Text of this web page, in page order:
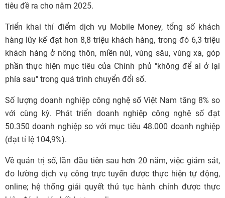
tiêu đề ra cho năm 2025.
Triển khai thí điểm dịch vụ Mobile Money, tổng số khách
hàng lũy kế đạt hơn 8,8 triệu khách hàng, trong đó 6,3 triệu
khách hàng ở nông thôn, miền núi, vùng sâu, vùng xa, góp
phần thực hiện mục tiêu của Chính phủ "không để ai ở lại
phía sau" trong quá trình chuyển đổi số.
Số lượng doanh nghiệp công nghệ số Việt Nam tăng 8% so
với cùng kỳ. Phát triển doanh nghiệp công nghệ số đạt
50.350 doanh nghiệp so với mục tiêu 48.000 doanh nghiệp
(đạt tỉ lệ 104,9%).
Về quản trị số, lần đầu tiên sau hơn 20 năm, việc giám sát,
đo lường dịch vụ công trực tuyến được thực hiện tự động,
online; hệ thống giải quyết thủ tục hành chính được thực